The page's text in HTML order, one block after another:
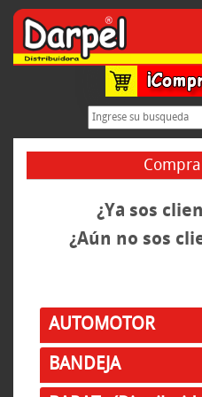
¿Ya sos
¿Aún no sos
AUTOMOTOR
BANDEJA